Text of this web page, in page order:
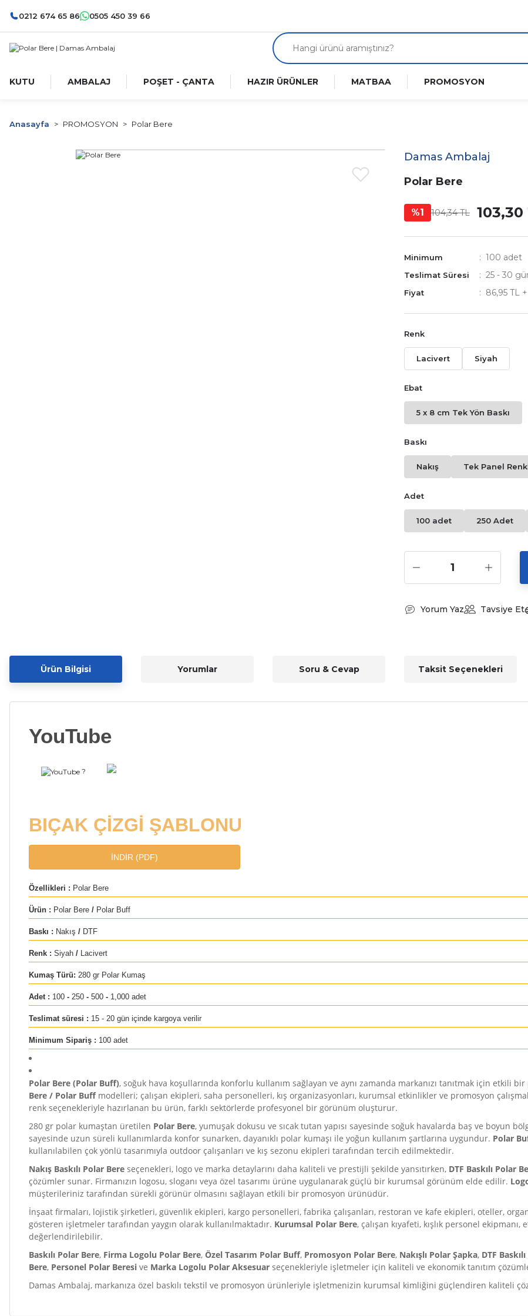
0212 674 65 86 0505 450 39 66
KUTU AMBALAJ POŞET - ÇANTA HAZIR ÜRÜNLER MATBAA PROMOSYON
Anasayfa PROMOSYON Polar Bere
Damas Ambalaj
Polar Bere
%1 104,34 TL 103,30
Minimum 100 adet
Teslimat Süresi 25 - 30
Fiyat 86,95 TL
Renk
Lacivert Siyah
Ebat
5 x 8 cm Tek Yön Baskı
Baskı
Nakış Tek Panel
Adet
100 adet 250 Adet
Yorum Yaz Tavsiye Et
Ürün Bilgisi Yorumlar Soru & Cevap Taksit Seçenekleri
YouTube
?
BIÇAK ÇİZGİ ŞABLONU
İNDİR (PDF)
Özellikleri : Polar Bere
Ürün : Polar Bere / Polar Buff
Baskı : Nakış / DTF
Renk : Siyah / Lacivert
Kumaş Türü: 280 gr Polar Kumaş
Adet : 100 - 250 - 500 - 1,000 adet
Teslimat süresi : 15 - 20 gün içinde kargoya verilir
Minimum Sipariş : 100 adet
Polar Bere (Polar Buff), soğuk hava koşullarında konforlu kullanım sağlayan ve aynı zamanda markanızı tanıtmak için etkili
Bere / Polar Buffmodelleri; çalışan ekipleri, saha personelleri, kış organizasyonları, kurumsal etkinlikler ve promosyon
renk seçenekleriyle hazırlanan bu ürün, farklı sektörlerde profesyonel bir görünüm oluşturur.
280 gr polar kumaştan üretilen Polar Bere, yumuşak dokusu ve sıcak tutan yapısı sayesinde soğuk havalarda baş ve boyun
sayesinde uzun süreli kullanımlarda konfor sunarken, dayanıklı polar kumaşı ile yoğun kullanım şartlarına uygundur. Polar
kullanılabilen çok yönlü tasarımıyla outdoor çalışanları ve kış sezonu ekipleri tarafından tercih edilmektedir.
Nakış Baskılı Polar Bere seçenekleri, logo ve marka detaylarını daha kaliteli ve prestijli şekilde yansıtırken, DTF Baskılı Polar
çözümler sunar. Firmanızın logosu, sloganı veya özel tasarımı ürüne uygulanarak güçlü bir kurumsal görünüm elde edilir.
müşterileriniz tarafından sürekli görünür olmasını sağlayan etkili bir promosyon ürünüdür.
İnşaat firmaları, lojistik şirketleri, güvenlik ekipleri, kargo personelleri, fabrika çalışanları, restoran ve kafe ekipleri, oteller,
gösteren işletmeler tarafından yaygın olarak kullanılmaktadır. Kurumsal Polar Bere, çalışan kıyafeti, kışlık personel
değerlendirilebilir.
Baskılı Polar Bere, Firma Logolu Polar Bere, Özel Tasarım Polar Buff, Promosyon Polar Bere, Nakışlı Polar Şapka, DTF
Bere, Personel Polar Beresi ve Marka Logolu Polar Aksesuar seçenekleriyle işletmeler için kaliteli ve ekonomik tanıtım
Damas Ambalaj, markanıza özel baskılı tekstil ve promosyon ürünleriyle işletmenizin kurumsal kimliğini güçlendiren kaliteli